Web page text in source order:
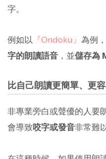
字。
例如以 『Ondoku』 為例，
字的朗讀語音 ，並儲存為
比自己朗讀更簡單、更
非專業旁白或聲優的人要
會導致咬字或發音非常難